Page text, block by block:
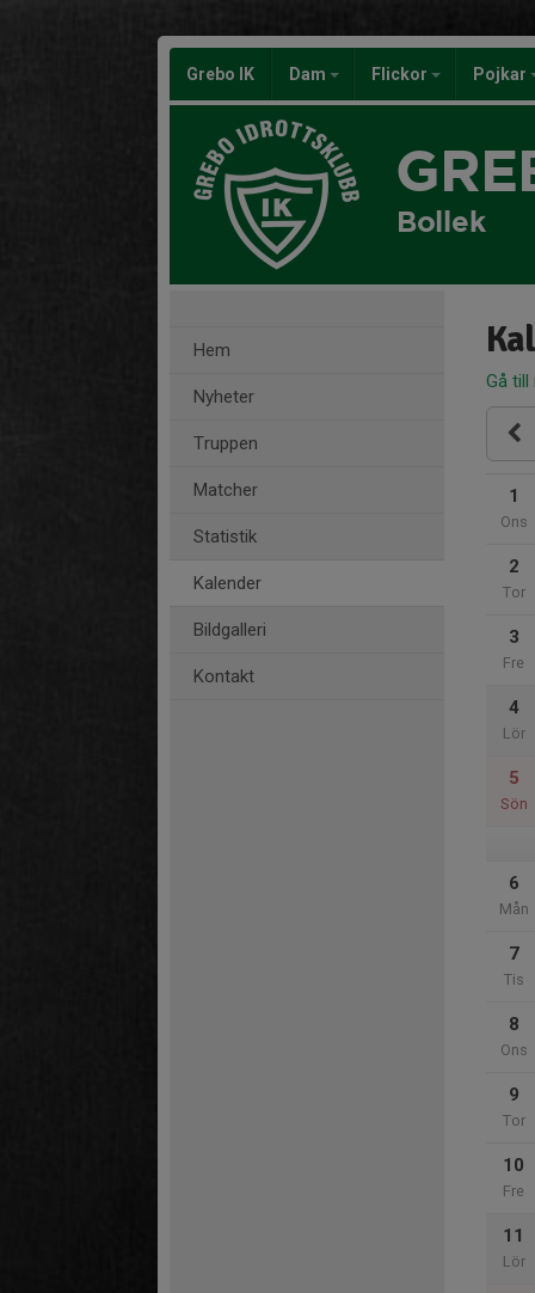
Grebo IK Dam Flickor Pojkar
Bollek
Hem
Nyheter
Truppen
Matcher
Statistik
Kalender
Bildgalleri
Kontakt
Gå till
1
Ons
2
Tor
3
Fre
4
Lör
5
Sön
6
Mån
7
Tis
8
Ons
9
Tor
10
Fre
11
Lör